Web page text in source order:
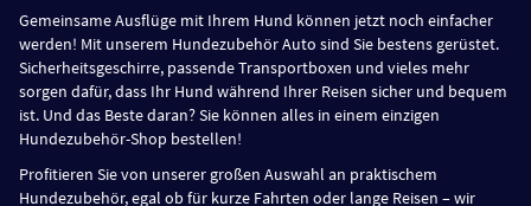
Gemeinsame Ausflüge mit Ihrem Hund können jetzt noch einfacher
werden! Mit unserem Hundezubehör Auto sind Sie bestens gerüstet.
Sicherheitsgeschirre, passende Transportboxen und vieles mehr
sorgen dafür, dass Ihr Hund während Ihrer Reisen sicher und bequem
ist. Und das Beste daran? Sie können alles in einem einzigen
Hundezubehör-Shop bestellen!
Profitieren Sie von unserer großen Auswahl an praktischem
Hundezubehör, egal ob für kurze Fahrten oder lange Reisen – wir